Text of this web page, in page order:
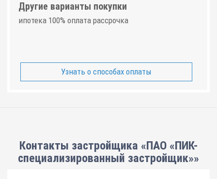
Другие варианты покупки
ипотека 100% оплата рассрочка
Узнать о способах оплаты
Контакты застройщика «ПАО «ПИК-
специализированный застройщик»»